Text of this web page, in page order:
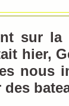
sur la
hier,
nous
des